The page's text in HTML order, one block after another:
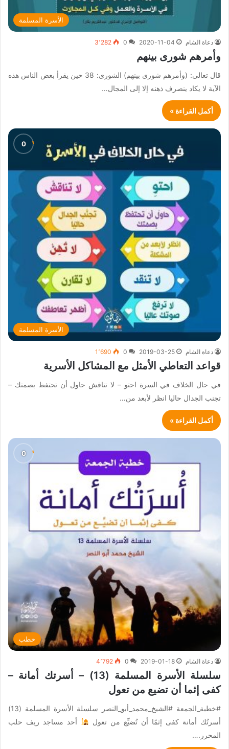
الأسرة المسلمة
دعاة الشام 2020-11-04
0 3٬282
وأمرهم شورى بينهم
قال تعالى: (وأمرهم شورى بينهم) الشورى: 38 حين يقرأ بعض الناس هذه
الآية لا يكاد ينصرف ذهنه إلا إلى المجال…
أكمل القراءة »
الأسرة المسلمة
دعاة الشام 2019-03-25
0 1٬690
قواعد التعاطي الأمثل مع المشاكل الأسرية
في حال الخلاف في السرة احتو – لا تناقش حاول أن تحتفظ بصمتك –
تجنب الجدال حاليا انظر لأبعد من…
أكمل القراءة »
خطب
دعاة الشام 2019-01-18
0 4٬792
سلسلة الأسرة المسلمة (13) – أسرتك أمانة –
كفى إثما أن تضيع من تعول
#خطبة_الجمعة #الشيخ_محمد_أبو_النصر سلسلة الأسرة المسلمة (13)
أسرتُك أمانة كفى إثمًا أن تُضيِّع من تعول
أحد مساجد ريف حلب
المحرر.…